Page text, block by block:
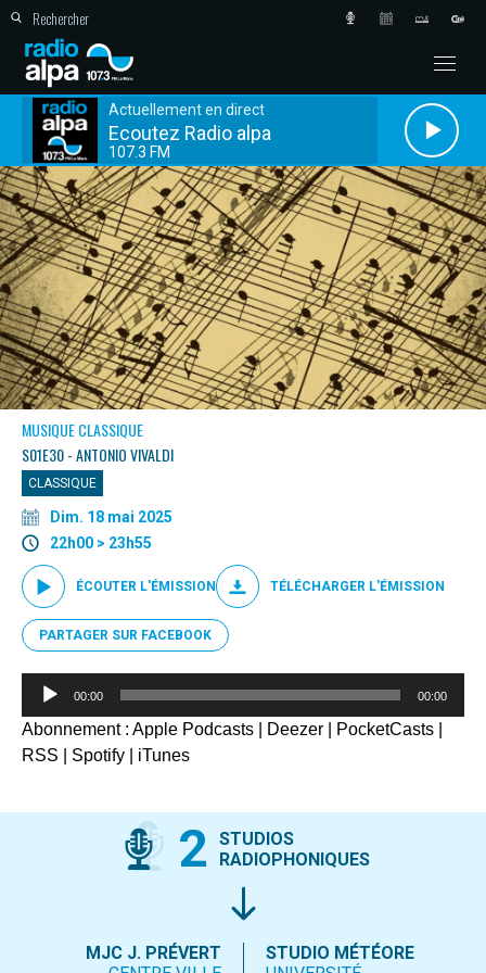
Actuellement en direct
Ecoutez Radio alpa
107.3 FM
MUSIQUE CLASSIQUE
S01E30 - ANTONIO VIVALDI
CLASSIQUE
Dim. 18 mai 2025
22h00 > 23h55
ÉCOUTER L'ÉMISSION TÉLÉCHARGER L'ÉMISSION
PARTAGER SUR FACEBOOK
Lecteur
00:00 00:00
Abonnement : Apple Podcasts Deezer PocketCasts
RSS
Spotify iTunes
2
STUDIOS
RADIOPHONIQUES
MJC J. PRÉVERT
STUDIO MÉTÉORE